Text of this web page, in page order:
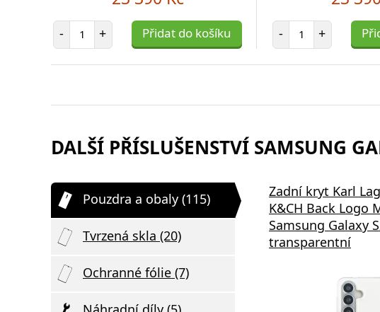
- Počet položek
+ Přidat do košíku - Počet položek
+
DALŠÍ PŘÍSLUŠENSTVÍ SAMSUNG
Pouzdra a obaly (115)
Tvrzená skla (20)
Ochranné fólie (7)
Zadní kryt Karl
K&CH Back Logo
Samsung Galaxy
transparentní